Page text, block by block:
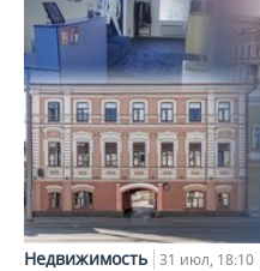
Недвижимость 31 июл, 18:10